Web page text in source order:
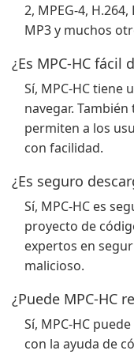
2, MPEG-4, H.264,
MP3 y muchos
¿Es MPC-HC fácil
Sí, MPC-HC tiene
navegar.
permiten a los
con facilidad.
¿Es seguro
Sí, MPC-HC es
proyecto de
expertos en
malicioso.
¿Puede MPC-HC
Sí, MPC-HC
con la ayuda de